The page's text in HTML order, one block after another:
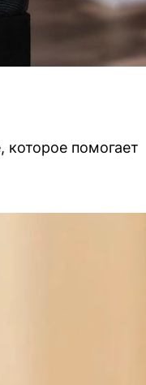
которое помогает